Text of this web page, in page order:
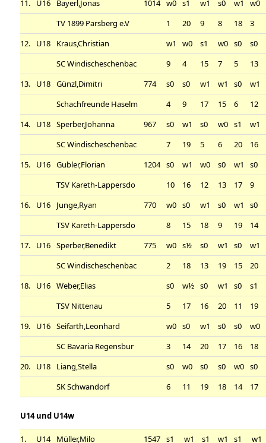
11.
U16 Bayerl,Jonas 1014 w0 s1 w1 s0 w1
w0
TV 1899 Parsberg e.V
1 20 9 8 18
3
12.
U18 Kraus,Christian w1 w0 s1 w0 s0
s0
SC Windischeschenbac
9 4 15 7 5
13
13.
U18 Günzl,Dimitri 774 s0 s0 w1 w1 s0
w1
Schachfreunde Haselm
4 9 17 15 6
12
14.
U18 Sperber,Johanna 967 s0 w1 s0 w0 s1
w1
SC Windischeschenbac
7 19 5 6 20
16
15.
U16 Gubler,Florian 1204 s0 w1 w0 s0 w1
s0
TSV Kareth-Lappersdo
10 16 12 13 17
9
16.
U16 Junge,Ryan 770 w0 s0 w1 s0 w1
s0
TSV Kareth-Lappersdo
8 15 18 9 19
14
17.
U16 Sperber,Benedikt 775 w0 s½ s0 w1 s0
w1
SC Windischeschenbac
2 18 13 19 15
20
18.
U16 Weber,Elias s0 w½ s0 w1 s0
s1
TSV Nittenau
5 17 16 20 11
19
19.
U16 Seifarth,Leonhard w0 s0 w1 s0 s0
w0
SC Bavaria Regensbur
3 14 20 17 16
18
20.
U18 Liang,Stella s0 w0 s0 s0 w0 s0
SK Schwandorf
6 11 19 18 14 17
U14 und U14w
1. U14 Müller,Milo 1547 s1 w1 s1 w1 s1
w1